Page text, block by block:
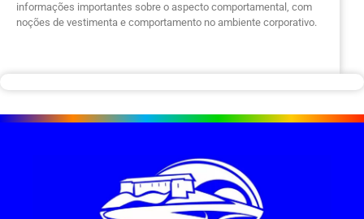
informações importantes sobre o aspecto comportamental, com
noções de vestimenta e comportamento no ambiente corporativo.